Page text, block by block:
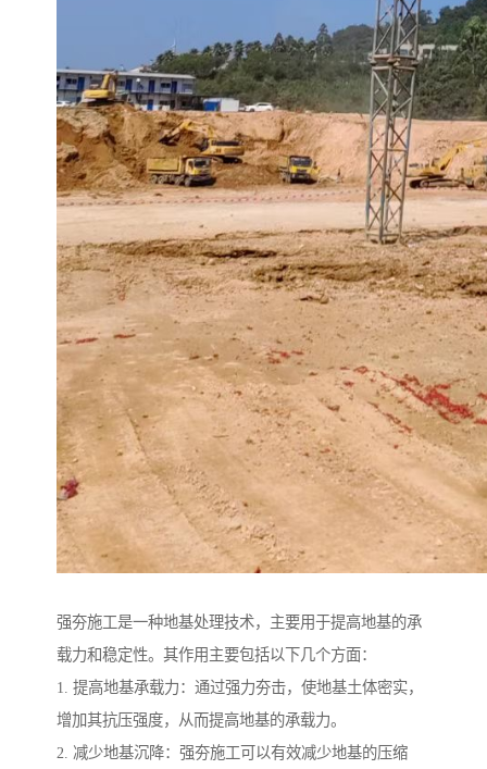
强夯施工是一种地基处理技术，主要用于提高地基的承
载力和稳定性。其作用主要包括以下几个方面：
1. 提高地基承载力：通过强力夯击，使地基土体密实，
增加其抗压强度，从而提高地基的承载力。
2. 减少地基沉降：强夯施工可以有效减少地基的压缩